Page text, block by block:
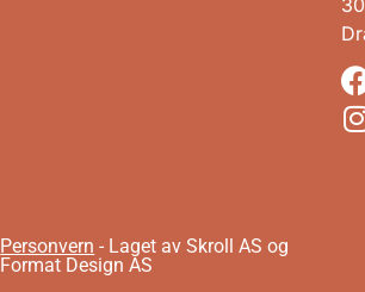
Personvern - Laget av Skroll AS og
Format Design AS